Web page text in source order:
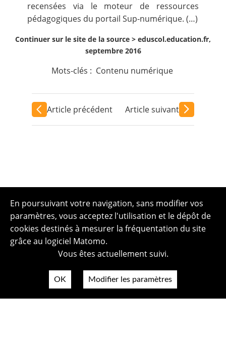
recensées via le moteur de ressources
pédagogiques du portail Sup-numérique. (…)
Continuer sur le site de la source > eduscol.education.fr,
septembre 2016
Mots-clés : Contenu numérique
Article précédent Article suivant
En poursuivant votre navigation, sans modifier vos
paramètres, vous acceptez l'utilisation et le dépôt de
cookies destinés à mesurer la fréquentation du site
grâce au logiciel Matomo.
Vous êtes actuellement suivi.
OK Modifier les paramètres